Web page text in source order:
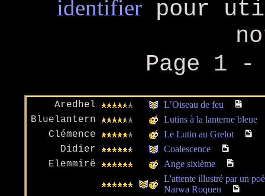
identifier pour
Page 1
Aredhel L’Oiseau de feu
Bluelantern Lutins à la lanterne bleue
Clémence Le Lutin au Grelot
Didier Coalescence
Elemmirë
Ange sixième
L'attente illustré par un
Narwa Roquen